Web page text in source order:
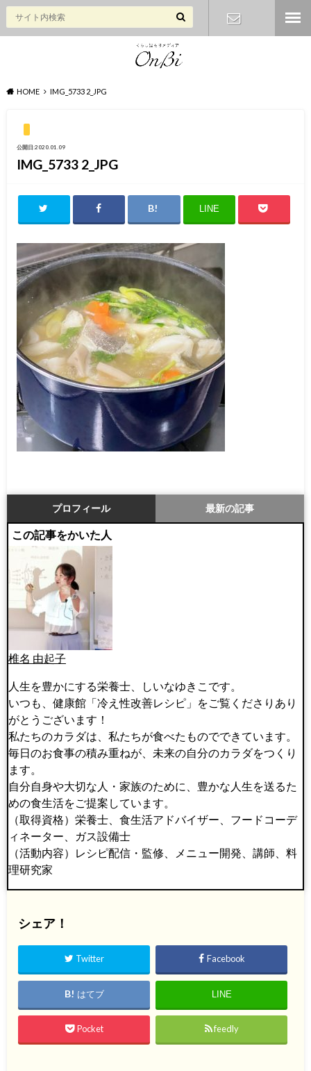
HOME IMG_5733 2_JPG
公開日:2020.01.09
IMG_5733 2_JPG
LINE
プロフィール 最新の記事
この記事をかいた人
椎名 由起子
人生を豊かにする栄養士、しいなゆきこです。
いつも、健康館「冷え性改善レシピ」をご覧くださりあり
がとうございます！
私たちのカラダは、私たちが食べたものでできています。
毎日のお食事の積み重ねが、未来の自分のカラダをつくり
ます。
自分自身や大切な人・家族のために、豊かな人生を送るた
めの食生活をご提案しています。
（取得資格）栄養士、食生活アドバイザー、フードコーデ
ィネーター、ガス設備士
（活動内容）レシピ配信・監修、メニュー開発、講師、料
理研究家
シェア！
Twitter Facebook
はてブ LINE
Pocket feedly